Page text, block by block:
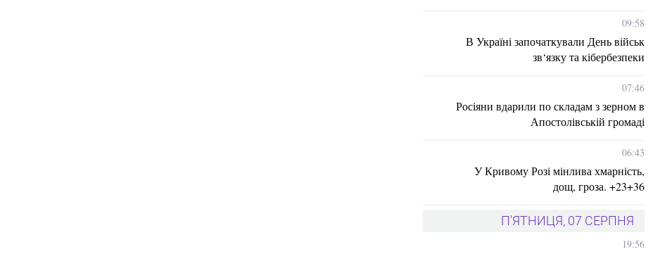
09:58
В Україні започаткували День військ
зв‘язку та кібербезпеки
07:46
Росіяни вдарили по складам з зерном в
Апостолівській громаді
06:43
У Кривому Розі мінлива хмарність,
дощ, гроза. +23+36
П'ЯТНИЦЯ, 07 СЕРПНЯ
19:56